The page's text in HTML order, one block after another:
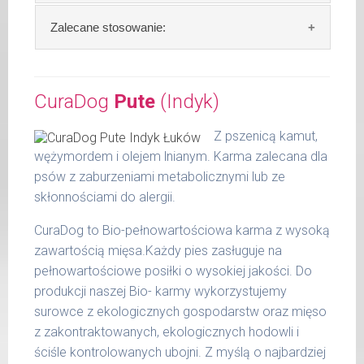
36 -
50 kg
51 -
Podane liczby są wartościami orientacyjnymi.
aktywności, warunków hodowli oraz innych
czynników.
Waga netto/Nr art.: 200 g/1007 | 400
Skład:ryba* 64%, komosa ryżowa 15%,
gruszka 10%, nasturcja 1%, olej lniany 1 %, algi
Szczegółowa analiza składu:
surowe białko 8,60 %
tłuszcz surowy 6,20 %
popiół surowy 0,60 %
włókno surowe 0,80 %
wapń 1,40 %
fosfor 0,80 %
Zalecane stosowanie:
opakowań w lodówce, nie dłużej niż 2 dni.
W tabeli ujęto dzienne zapotrzebowanie na
CuraDog Fisch (Ryba)
waga
psa
dzienna
porcja
do 5
kg
270 g
6 - 14
kg
450 g
15 -
25 kg
700 g
CuraDog Pute (Indyk)
Z pszenicą kamut,
wężymordem i olejem lnianym. Karma zalecana dla
psów z zaburzeniami metabolicznymi lub ze
skłonnościami do alergii.
CuraDog to Bio-pełnowartościowa karma z wysoką
zawartością mięsa.Każdy pies zasługuje na
pełnowartościowe posiłki o wysokiej jakości. Do
produkcji naszej Bio- karmy wykorzystujemy
surowce z ekologicznych gospodarstw oraz mięso
z zakontraktowanych, ekologicznych hodowli i
ściśle kontrolowanych ubojni. Z myślą o najbardziej